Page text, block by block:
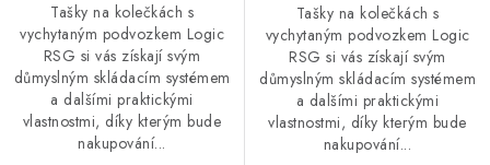
Tašky na kolečkách s
vychytaným podvozkem Logic
RSG si vás získají svým
důmyslným skládacím systémem
a dalšími praktickými
vlastnostmi, díky kterým bude
nakupování...
Tašky na kolečkách s
vychytaným podvozkem Logic
RSG si vás získají svým
důmyslným skládacím systémem
a dalšími praktickými
vlastnostmi, díky kterým bude
nakupování...